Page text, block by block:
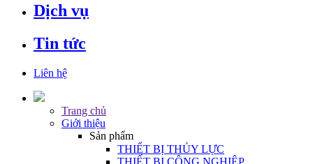
Dịch vụ
Tin tức
Liên hệ
Trang chủ
Giới thiệu
Sản phẩm
THIẾT BỊ THỦY LỰC
THIẾT BỊ CÔNG NGHIỆP